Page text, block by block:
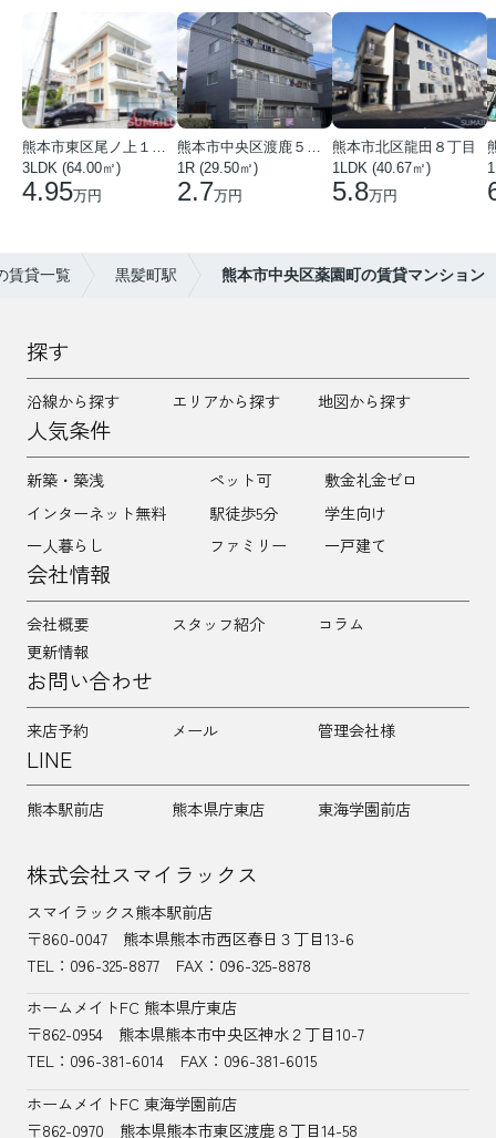
3LDK (64.00㎡)
4.95万円
1R (29.50㎡)
2.7万円
熊本市北区龍田８丁目
1LDK (40.67㎡)
5.8万円
賃貸一覧 黒髪町駅 熊本市中央区薬園町の賃貸マンション
探す
沿線から探す エリアから探す 地図から探す
人気条件
新築・築浅 ペット可
敷金礼金ゼロ
インターネット無料
駅徒歩5分
学生向け
一人暮らし
ファミリー 一戸建て
会社情報
会社概要 スタッフ紹介
コラム
更新情報
お問い合わせ
来店予約 メール 管理会社様
LINE
熊本駅前店 熊本県庁東店 東海学園前店
株式会社スマイラックス
スマイラックス熊本駅前店
〒860-0047
熊本県熊本市西区春日３丁目13-6
TEL： 096-325-8877
FAX：096-325-8878
ホームメイトFC 熊本県庁東店
〒862-0954
熊本県熊本市中央区神水２丁目10-7
TEL：096-381-6014
FAX：096-381-6015
ホームメイトFC 東海学園前店
〒862-0970
熊本県熊本市東区渡鹿８丁目14-58